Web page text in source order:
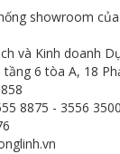
showroom
và Kinh doanh
6 tòa A, 18
8875 - 3556